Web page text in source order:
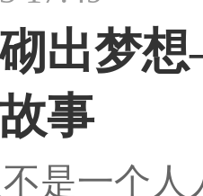
出梦
事
是一个